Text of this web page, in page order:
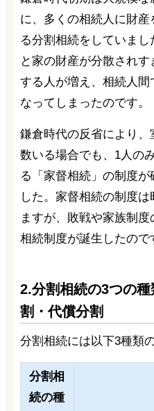
に、多くの相続人に財
る分割相続をしていま
と家の財産が分散され
する人が増え、相続人
なってしまったのです。
鎌倉時代の反省により
数いる場合でも、1人の
る「家督相続」の制度
した。家督相続の制度
ますが、敗戦や家族制
相続制度が誕生したので
2.分割相続の3つの
割・代償分割
分割相続には以下3種類
分割相
続の種